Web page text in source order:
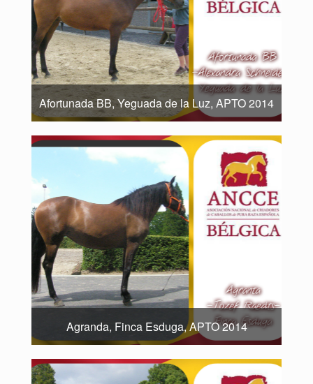
Afortunada BB, Yeguada de la Luz, APTO 2014
Agranda, Finca Esduga, APTO 2014